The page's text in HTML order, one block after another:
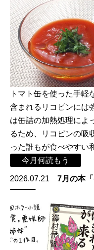
トマト缶を使った手軽
含まれるリコピンには
は缶詰の加熱処理によ
るため、リコピンの吸
った誰もが食べやすい
今月何読もう
2026.07.21 7月の本